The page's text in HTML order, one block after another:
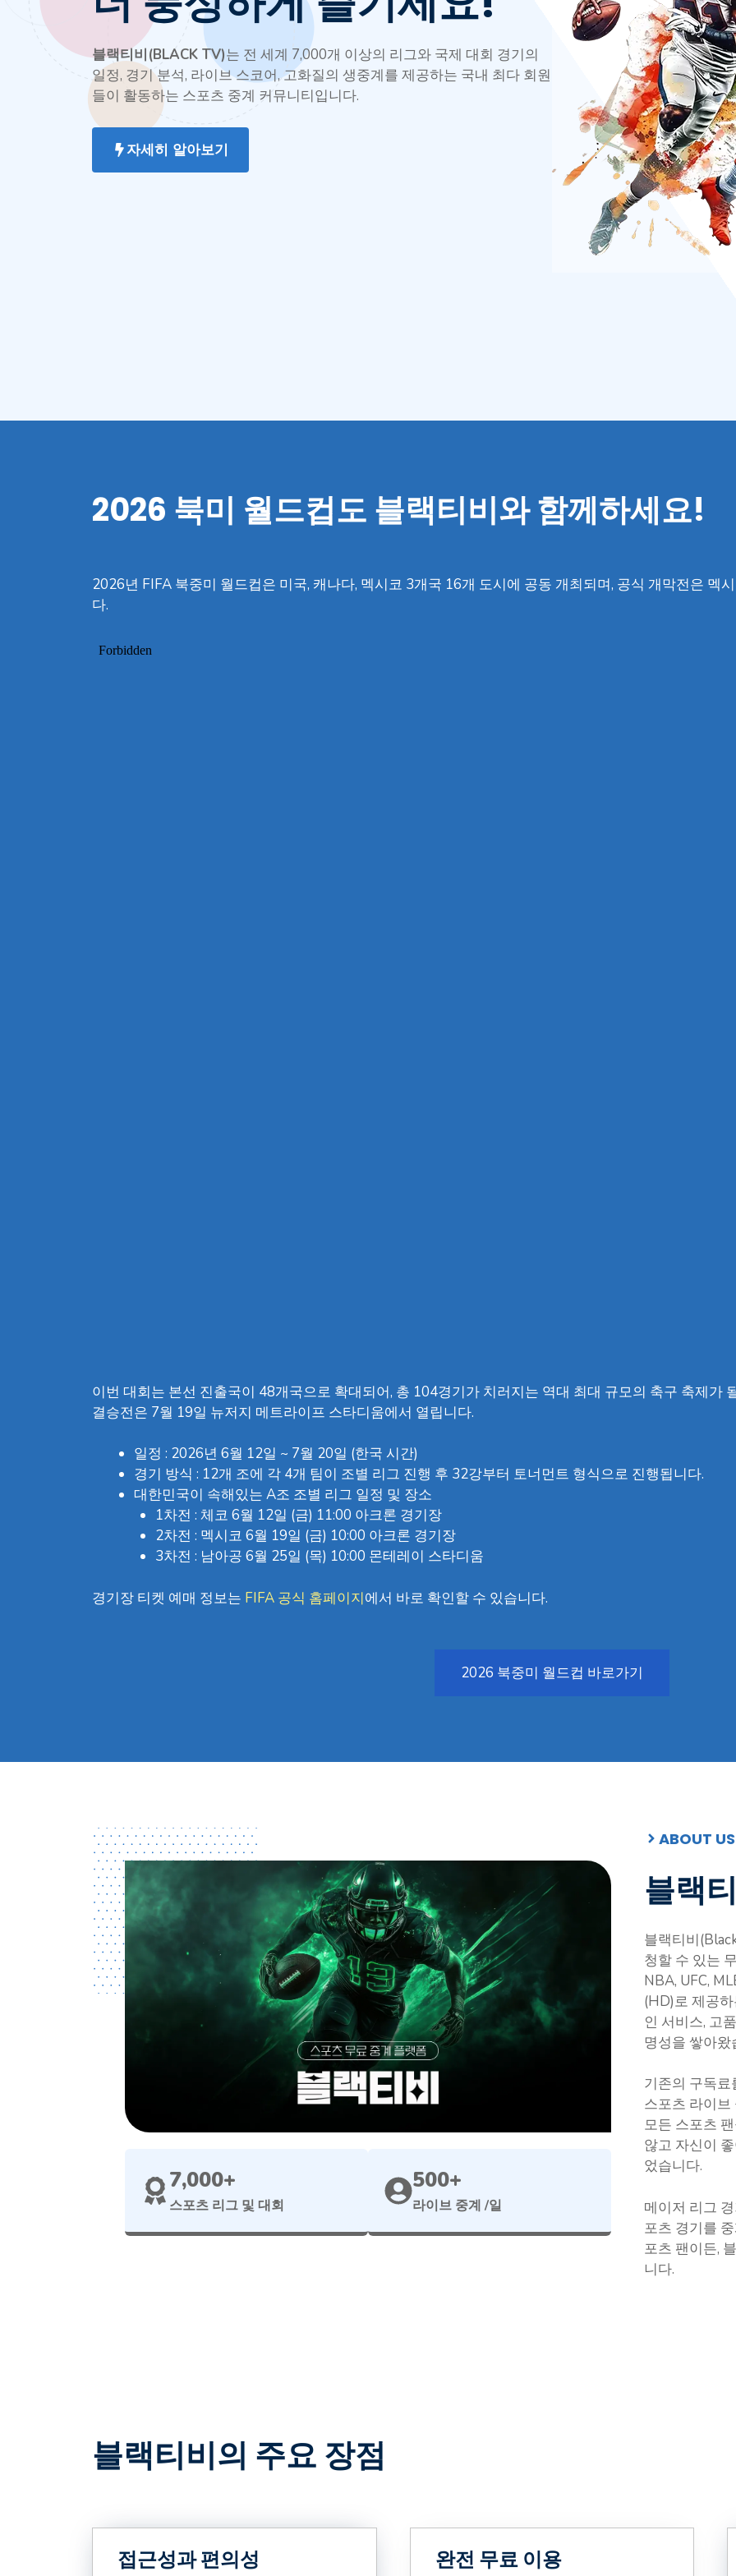
블랙티비(BLACK TV)는 전 세계 7,000개 이상의 리그와 국제 대회 경기의
일정, 경기 분석, 라이브 스코어, 고화질의 생중계를 제공하는 국내 최다 회원
들이 활동하는 스포츠 중계 커뮤니티입니다.
자세히 알아보기
2026 북미 월드컵도 블랙티비와 함께하세요!
2026년 FIFA 북중미 월드컵은 미국, 캐나다, 멕시코 3개국 16개 도시에 공동 개최되며, 공식 개막전은 멕
다.
이번 대회는 본선 진출국이 48개국으로 확대되어, 총 104경기가 치러지는 역대 최대 규모의 축구 축제가
결승전은 7월 19일 뉴저지 메트라이프 스타디움에서 열립니다.
일정 : 2026년 6월 12일 ~ 7월 20일 (한국 시간)
경기 방식 : 12개 조에 각 4개 팀이 조별 리그 진행 후 32강부터 토너먼트 형식으로 진행됩니다.
대한민국이 속해있는 A조 조별 리그 일정 및 장소
1차전 : 체코 6월 12일 (금) 11:00 아크론 경기장
2차전 : 멕시코 6월 19일 (금) 10:00 아크론 경기장
3차전 : 남아공 6월 25일 (목) 10:00 몬테레이 스타디움
경기장 티켓 예매 정보는 FIFA 공식 홈페이지에서 바로 확인할 수 있습니다.
2026 북중미 월드컵 바로가기
7,000+
스포츠 리그 및 대회
500+
라이브 중계 /일
ABOUT US
블랙
블랙티비
청할 수 있는
NBA, UFC,
(HD)로 제공
인 서비스, 고
명성을 쌓아왔
기존의 구독료
스포츠 라이브
모든 스포츠
않고 자신이
었습니다.
메이저 리그
포츠 경기를
포츠 팬이든,
니다.
블랙티비의 주요 장점
접근성과 편의성 완전 무료 이용